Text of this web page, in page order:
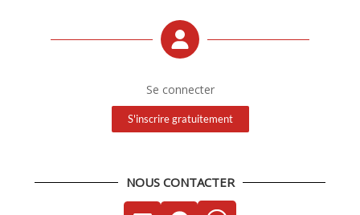
Se connecter
S'inscrire gratuitement
NOUS CONTACTER